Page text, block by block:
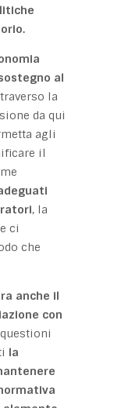
al
la
da qui
agli
il
, la
ci
che
anche il
con
la